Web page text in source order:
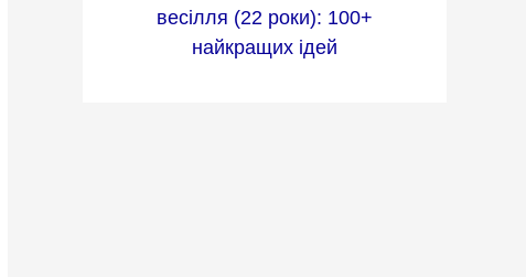
весілля (22 роки): 100+
найкращих ідей